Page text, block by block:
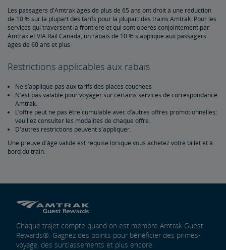
Kids 'n' Trains
Programme d'entreprise
Vacances et visites en train
Amtrak Vacations
Forfaits visites guidées en train
En voiture à bord du train pour un voyage en famille
Cartes de chemin de fer Amtrak
Achetez à l'avance un stationnement garanti
Échanger des points pour des primes-voyages
Les passagers d'Amtrak âgés de plus de 65 ans ont droit à une réduction
de 10 % sur la plupart des tarifs pour la plupart des trains Amtrak. Pour les
services qui traversent la frontière et qui sont opérés conjointement par
Amtrak et VIA Rail Canada, un rabais de 10 % s'applique aux passagers
âgés de 60 ans et plus.
Restrictions applicables aux rabais
Ne s’applique pas aux tarifs des places couchées
N'est pas valable pour voyager sur certains services de correspondance
Amtrak.
L’offre peut ne pas être cumulable avec d’autres offres promotionnelles;
veuillez consulter les modalités de chaque offre.
D'autres restrictions peuvent s'appliquer.
Une preuve d'âge valide est requise lorsque vous achetez votre billet et à
bord du train.
Chaque trajet compte quand on est membre Amtrak Guest
Rewards®. Gagnez des points pour bénéficier des primes-
voyage, des surclassements et plus encore.